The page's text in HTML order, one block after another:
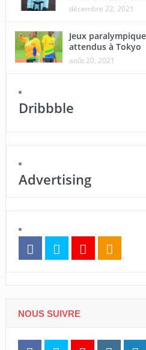
décembre 22, 2021
Jeux
attendus à Tokyo
août 20, 2021
Dribbble
Advertising
NOUS SUIVRE